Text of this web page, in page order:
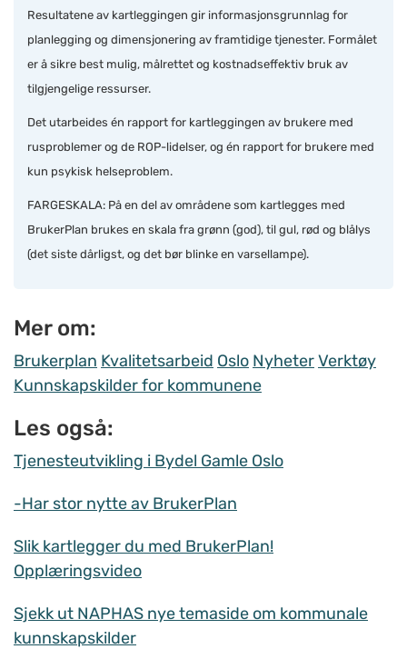
Resultatene av kartleggingen gir informasjonsgrunnlag for
planlegging og dimensjonering av framtidige tjenester. Formålet
er å sikre best mulig, målrettet og kostnadseffektiv bruk av
tilgjengelige ressurser.
Det utarbeides én rapport for kartleggingen av brukere med
rusproblemer og de ROP-lidelser, og én rapport for brukere med
kun psykisk helseproblem.
FARGESKALA: På en del av områdene som kartlegges med
BrukerPlan brukes en skala fra grønn (god), til gul, rød og blålys
(det siste dårligst, og det bør blinke en varsellampe).
Mer om:
Brukerplan Kvalitetsarbeid Oslo NyheterVerktøy
Kunnskapskilder for kommunene
Les også:
Tjenesteutvikling i Bydel Gamle Oslo
-Har stor nytte av BrukerPlan
Slik kartlegger du med BrukerPlan!
Opplæringsvideo
Sjekk ut NAPHAS nye temaside om kommunale
kunnskapskilder